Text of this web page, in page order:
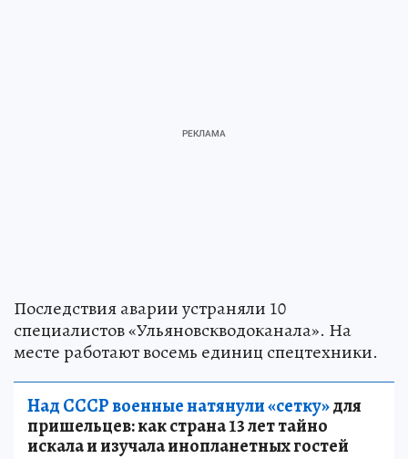
Последствия аварии устраняли 10
специалистов «Ульяновскводоканала». На
месте работают восемь единиц спецтехники.
Над СССР военные натянули «сетку»для
пришельцев: как страна 13 лет тайно
искала и изучала инопланетных гостей